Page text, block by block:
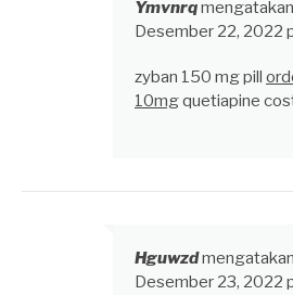
Ymvnrq
Desember 22, 2022
zyban 150 mg pill
10mgquetiapine
Hguwzd
Desember 23, 2022